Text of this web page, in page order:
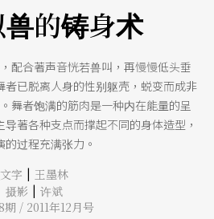
的铸身术
配合著声音恍若兽叫，再慢慢低头垂
已脱离人身的性别躯壳，蜕变而成非
舞者饱满的筋肉是一种内在能量的呈
著各种支点而撑起不同的身体造型，
的过程充满张力。
文字 | 王墨林
摄影 | 许斌
期 / 2011年12月号